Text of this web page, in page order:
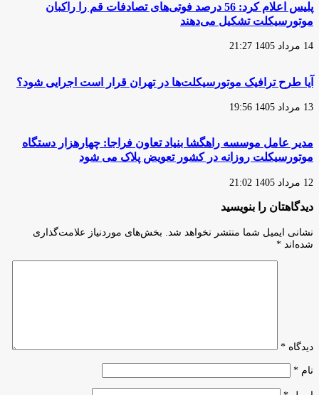
کرد
پلیس اعلام کرد: 56 درصد فوتی‌های تصادفات قم را راکبان
موتورسیکلت تشکیل می‌دهند
14 مرداد 1405 21:27
آیا طرح ترافیک موتورسیکلت‌ها در تهران قرار است اجرایی شود؟
13 مرداد 1405 19:56
مدیر عامل موسسه راهگشا بنیاد تعاون فراجا: چهارهزار دستگاه
موتورسیکلت روزانه در کشور تعویض پلاک می شود
12 مرداد 1405 21:02
دیدگاهتان را بنویسید
نشانی ایمیل شما منتشر نخواهد شد.
بخش‌های موردنیاز علامت‌گذاری
شده‌اند *
دیدگاه *
نام *